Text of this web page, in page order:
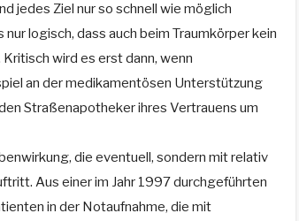
jedes Ziel nur so schnell wie möglich
logisch, dass auch beim Traumkörper kein
wird es erst dann, wenn
an der medikamentösen Unterstützung
Straßenapotheker ihres Vertrauens um
die eventuell, sondern mit relativ
Aus einer im Jahr 1997 durchgeführten
in der Notaufnahme, die mit